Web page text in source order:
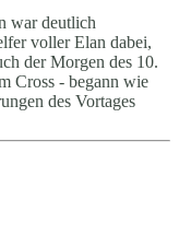
war deutlich
voller Elan dabei,
der Morgen des 10.
Cross - begann wie
des Vortages